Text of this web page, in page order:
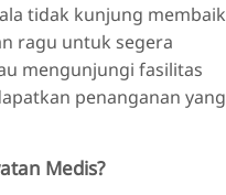
tidak kunjung membaik
ragu untuk segera
mengunjungi fasilitas
penanganan yang
Medis?